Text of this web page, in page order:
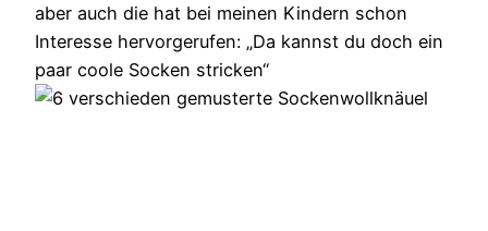
aber auch die hat bei meinen Kindern schon
Interesse hervorgerufen: „Da kannst du doch ein
paar coole Socken stricken“